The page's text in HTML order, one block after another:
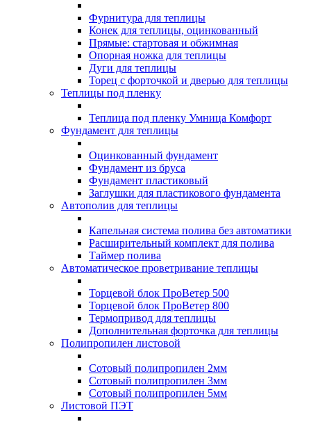
Фурнитура для теплицы
Конек для теплицы, оцинкованный
Прямые: стартовая и обжимная
Опорная ножка для теплицы
Дуги для теплицы
Торец с форточкой и дверью для теплицы
Теплицы под пленку
Теплица под пленку Умница Комфорт
Фундамент для теплицы
Оцинкованный фундамент
Фундамент из бруса
Фундамент пластиковый
Заглушки для пластикового фундамента
Автополив для теплицы
Капельная система полива без автоматики
Расширительный комплект для полива
Таймер полива
Автоматическое проветривание теплицы
Торцевой блок ПроВетер 500
Торцевой блок ПроВетер 800
Термопривод для теплицы
Дополнительная форточка для теплицы
Полипропилен листовой
Сотовый полипропилен 2мм
Сотовый полипропилен 3мм
Сотовый полипропилен 5мм
Листовой ПЭТ